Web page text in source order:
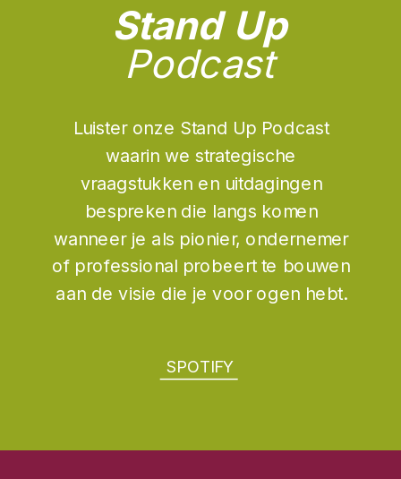
Stand Up
Podcast
Luister onze Stand Up Podcast
waarin we strategische
vraagstukken en uitdagingen
bespreken die langs komen
wanneer je als pionier, ondernemer
of professional probeert te bouwen
aan de visie die je voor ogen hebt.
SPOTIFY